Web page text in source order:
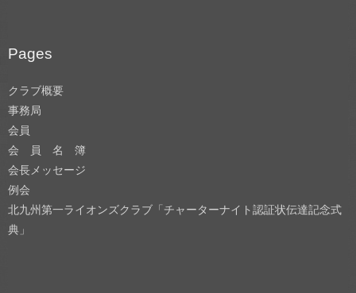
Pages
クラブ概要
事務局
会員
会 員 名 簿
会長メッセージ
例会
北九州第一ライオンズクラブ「チャーターナイト認証状伝達記念式
典」